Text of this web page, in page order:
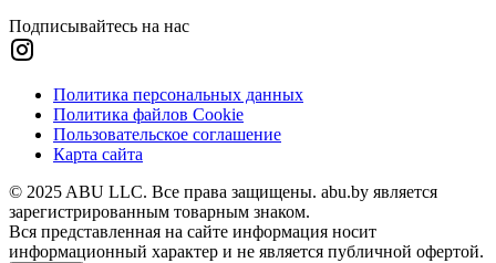
Подписывайтесь на нас
Политика персональных данных
Политика файлов Cookie
Пользовательское соглашение
Карта сайта
© 2025 ABU LLC. Все права защищены. abu.by является
зарегистрированным товарным знаком.
Вся представленная на сайте информация носит
информационный характер и не является публичной офертой.